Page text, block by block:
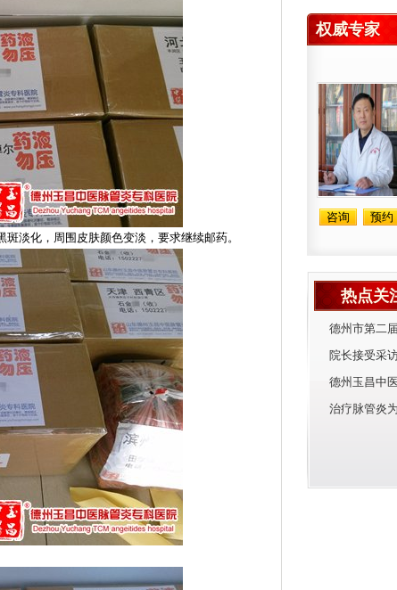
淡化，周围皮肤颜色变淡，要求继续邮药。
权威专家
咨询 预约
热点关
德州市第二
院长接受采
德州玉昌中
治疗脉管炎